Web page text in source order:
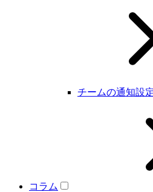
チームの通知設
コラム